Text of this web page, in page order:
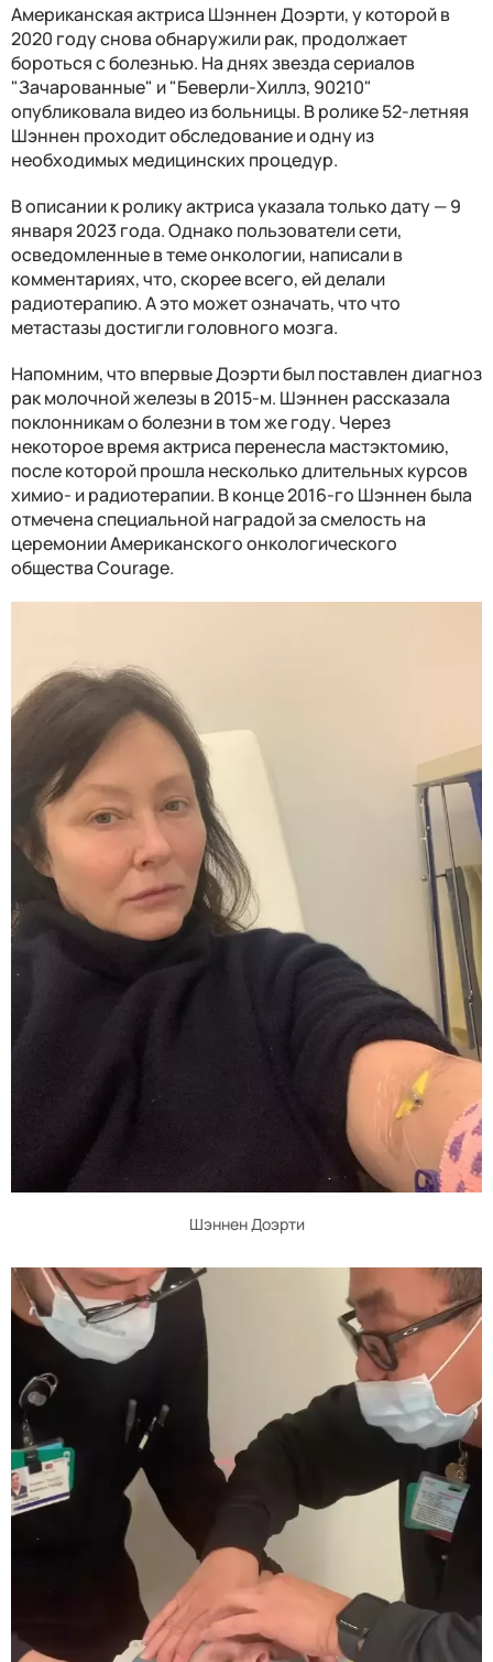
Американская актриса Шэннен Доэрти, у которой в
2020 году снова обнаружили рак, продолжает
бороться с болезнью. На днях звезда сериалов
"Зачарованные" и "Беверли-Хиллз, 90210"
опубликовала видео из больницы. В ролике 52-летняя
Шэннен проходит обследование и одну из
необходимых медицинских процедур.
В описании к ролику актриса указала только дату — 9
января 2023 года. Однако пользователи сети,
осведомленные в теме онкологии, написали в
комментариях, что, скорее всего, ей делали
радиотерапию. А это может означать, что что
метастазы достигли головного мозга.
Напомним, что впервые Доэрти был поставлен диагноз
рак молочной железы в 2015-м. Шэннен рассказала
поклонникам о болезни в том же году. Через
некоторое время актриса перенесла мастэктомию,
после которой прошла несколько длительных курсов
химио- и радиотерапии. В конце 2016-го Шэннен была
отмечена специальной наградой за смелость на
церемонии Американского онкологического
общества Courage.
Шэннен Доэрти